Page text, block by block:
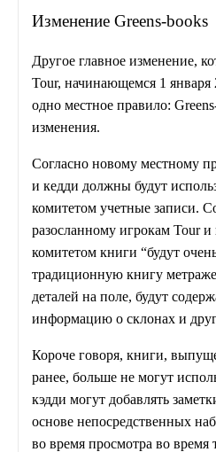
Изменение Greens-books
Другое главное изменение,
Tour, начинающемся 1
одно местное правило:
изменения.
Согласно новому местному
и кедди должны будут
комитетом учетные записи.
разосланному игрокам Tour
комитетом книги “будут
традиционную книгу
деталей на поле, будут
информацию о склонах и
Короче говоря, книги,
ранее, больше не могут
кэдди могут добавлять
основе непосредственных
во время просмотра во время